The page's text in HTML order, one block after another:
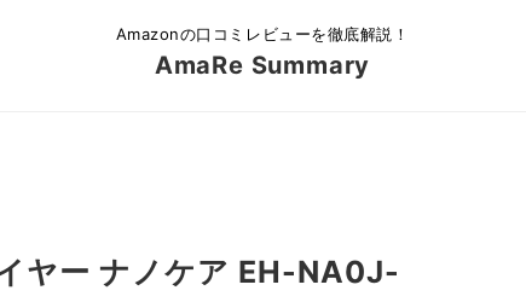
Amazonの口コミレビューを徹底解説！
AmaRe Summary
ヤー ナノケア EH-NA0J-